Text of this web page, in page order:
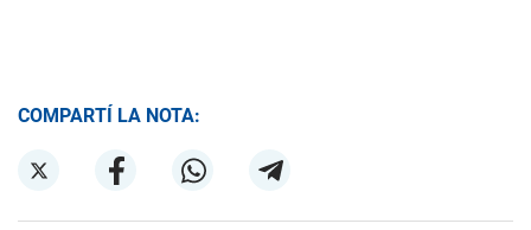
COMPARTÍ LA NOTA: